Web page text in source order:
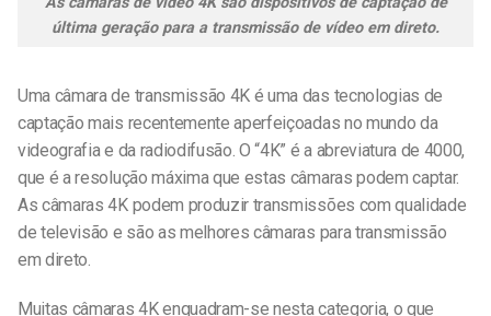
última geração para a transmissão de vídeo em direto.
Uma câmara de transmissão 4K é uma das tecnologias de
captação mais recentemente aperfeiçoadas no mundo da
videografia e da radiodifusão. O “4K” é a abreviatura de 4000,
que é a resolução máxima que estas câmaras podem captar.
As câmaras 4K podem produzir transmissões com qualidade
de televisão e são as melhores câmaras para transmissão
em direto.
Muitas câmaras 4K enquadram-se nesta categoria, o que